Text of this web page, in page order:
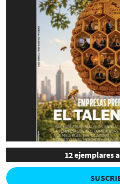
12 ejemplares